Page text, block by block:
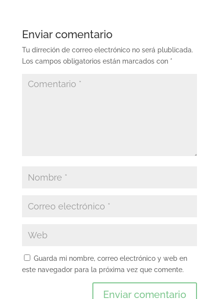
Enviar comentario
Tu dirreción de correo electrónico no será plublicada.
Los campos obligatorios están marcados con *
Guarda mi nombre, correo electrónico y web en
este navegador para la próxima vez que comente.